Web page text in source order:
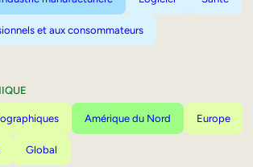
et aux consommateurs
Amérique du Nord Europe
Global